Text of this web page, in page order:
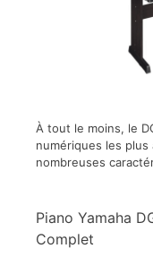
À tout le moins, le
numériques les plus
nombreuses
Piano Yamaha
Complet